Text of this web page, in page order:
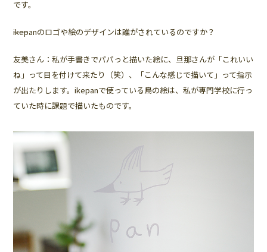
です。
――ikepanのロゴや絵のデザインは誰がされているのですか？
友美さん：私が手書きでパパっと描いた絵に、旦那さんが「これいい
ね」って目を付けて来たり（笑）、「こんな感じで描いて」って指示
が出たりします。ikepanで使っている鳥の絵は、私が専門学校に行っ
ていた時に課題で描いたものです。